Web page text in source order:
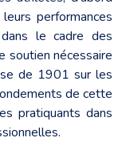
performances
le cadre des
soutien nécessaire
de 1901 sur les
de cette
pratiquants dans